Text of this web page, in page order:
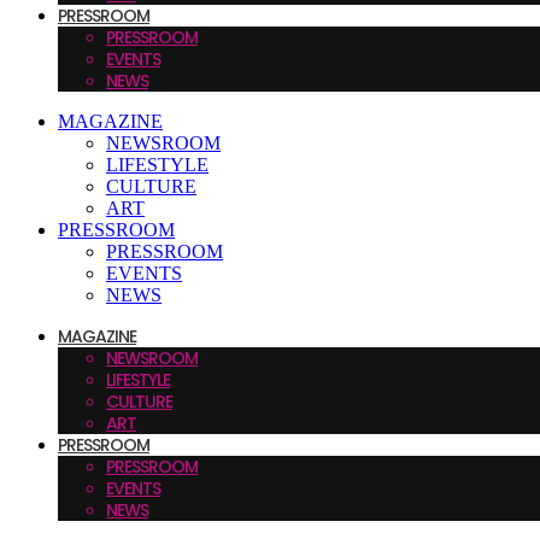
PRESSROOM
PRESSROOM
EVENTS
NEWS
MAGAZINE
NEWSROOM
LIFESTYLE
CULTURE
ART
PRESSROOM
PRESSROOM
EVENTS
NEWS
MAGAZINE
NEWSROOM
LIFESTYLE
CULTURE
ART
PRESSROOM
PRESSROOM
EVENTS
NEWS